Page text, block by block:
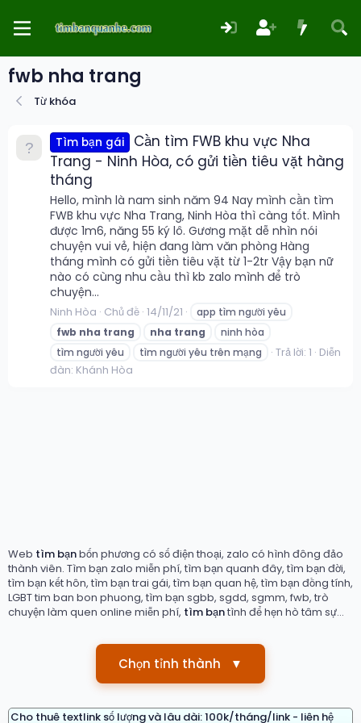
fwb nha trang
Từ khóa
Tìm bạn gái
Cần tìm FWB khu vực Nha
Trang - Ninh Hòa, có gửi tiền tiêu vặt hàng
tháng
Hello, mình là nam sinh năm 94 Nay mình cần tìm
FWB khu vực Nha Trang, Ninh Hòa thì càng tốt. Mình
được 1m6, năng 55 ký lô. Gương mặt dễ nhìn nói
chuyện vui vẻ, hiện đang làm văn phòng Hàng
tháng mình có gửi tiền tiêu vặt từ 1-2tr Vậy bạn nữ
nào có cùng nhu cầu thì kb zalo mình để trò
chuyện...
Ninh Hòa Chủ đề 14/11/21
app tìm người yêu
fwb nha trang nha trang
ninh hòa
tìm người yêu
tìm người yêu trên mạng Trả lời: 1 Diễn
đàn: Khánh Hòa
Web tìm bạnbốn phương có số điện thoại, zalo có hình đông đảo
thành viên. Tìm bạn zalo miễn phí, tìm bạn quanh đây, tìm bạn đời,
tìm bạn kết hôn, tìm bạn trai gái, tìm bạn quan hệ, tìm bạn đồng tính,
LGBT tim ban bon phuong, tìm bạn sgbb, sgdd, sgmm, fwb, trò
chuyện làm quen online miễn phí, tìm bạntình để hẹn hò tâm sự...
Chọn tỉnh thành ▼
Cho thuê textlink số lượng và lâu dài: 100k/tháng/link - liên hệ